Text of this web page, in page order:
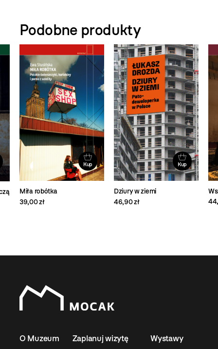
Podobne produkty
Kup
Miła robótka
39,00 zł
Kup
Dziury w ziemi
46,90 zł
O Muzeum Zaplanuj wizytę Wystawy